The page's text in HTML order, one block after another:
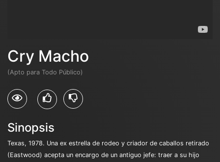
Cry Macho
(Apto para Todo Público)
Sinopsis
Texas, 1978. Una ex estrella de rodeo y criador de caballos retirado
(Eastwood) acepta un encargo de un antiguo jefe: traer a su hijo